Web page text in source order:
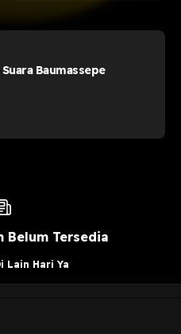
Baumassepe
Belum Tersedia
Lain Hari Ya